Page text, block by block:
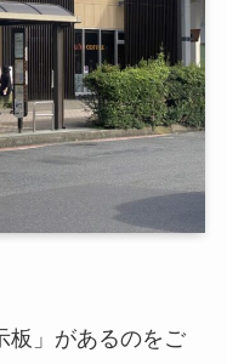
板」があるのをご